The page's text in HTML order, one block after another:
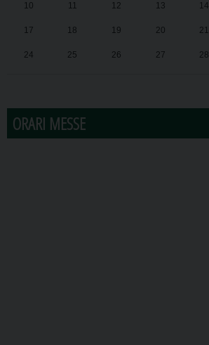
10 11 12 13 14
17 18 19 20 21
24 25 26 27 28
ORARI MESSE